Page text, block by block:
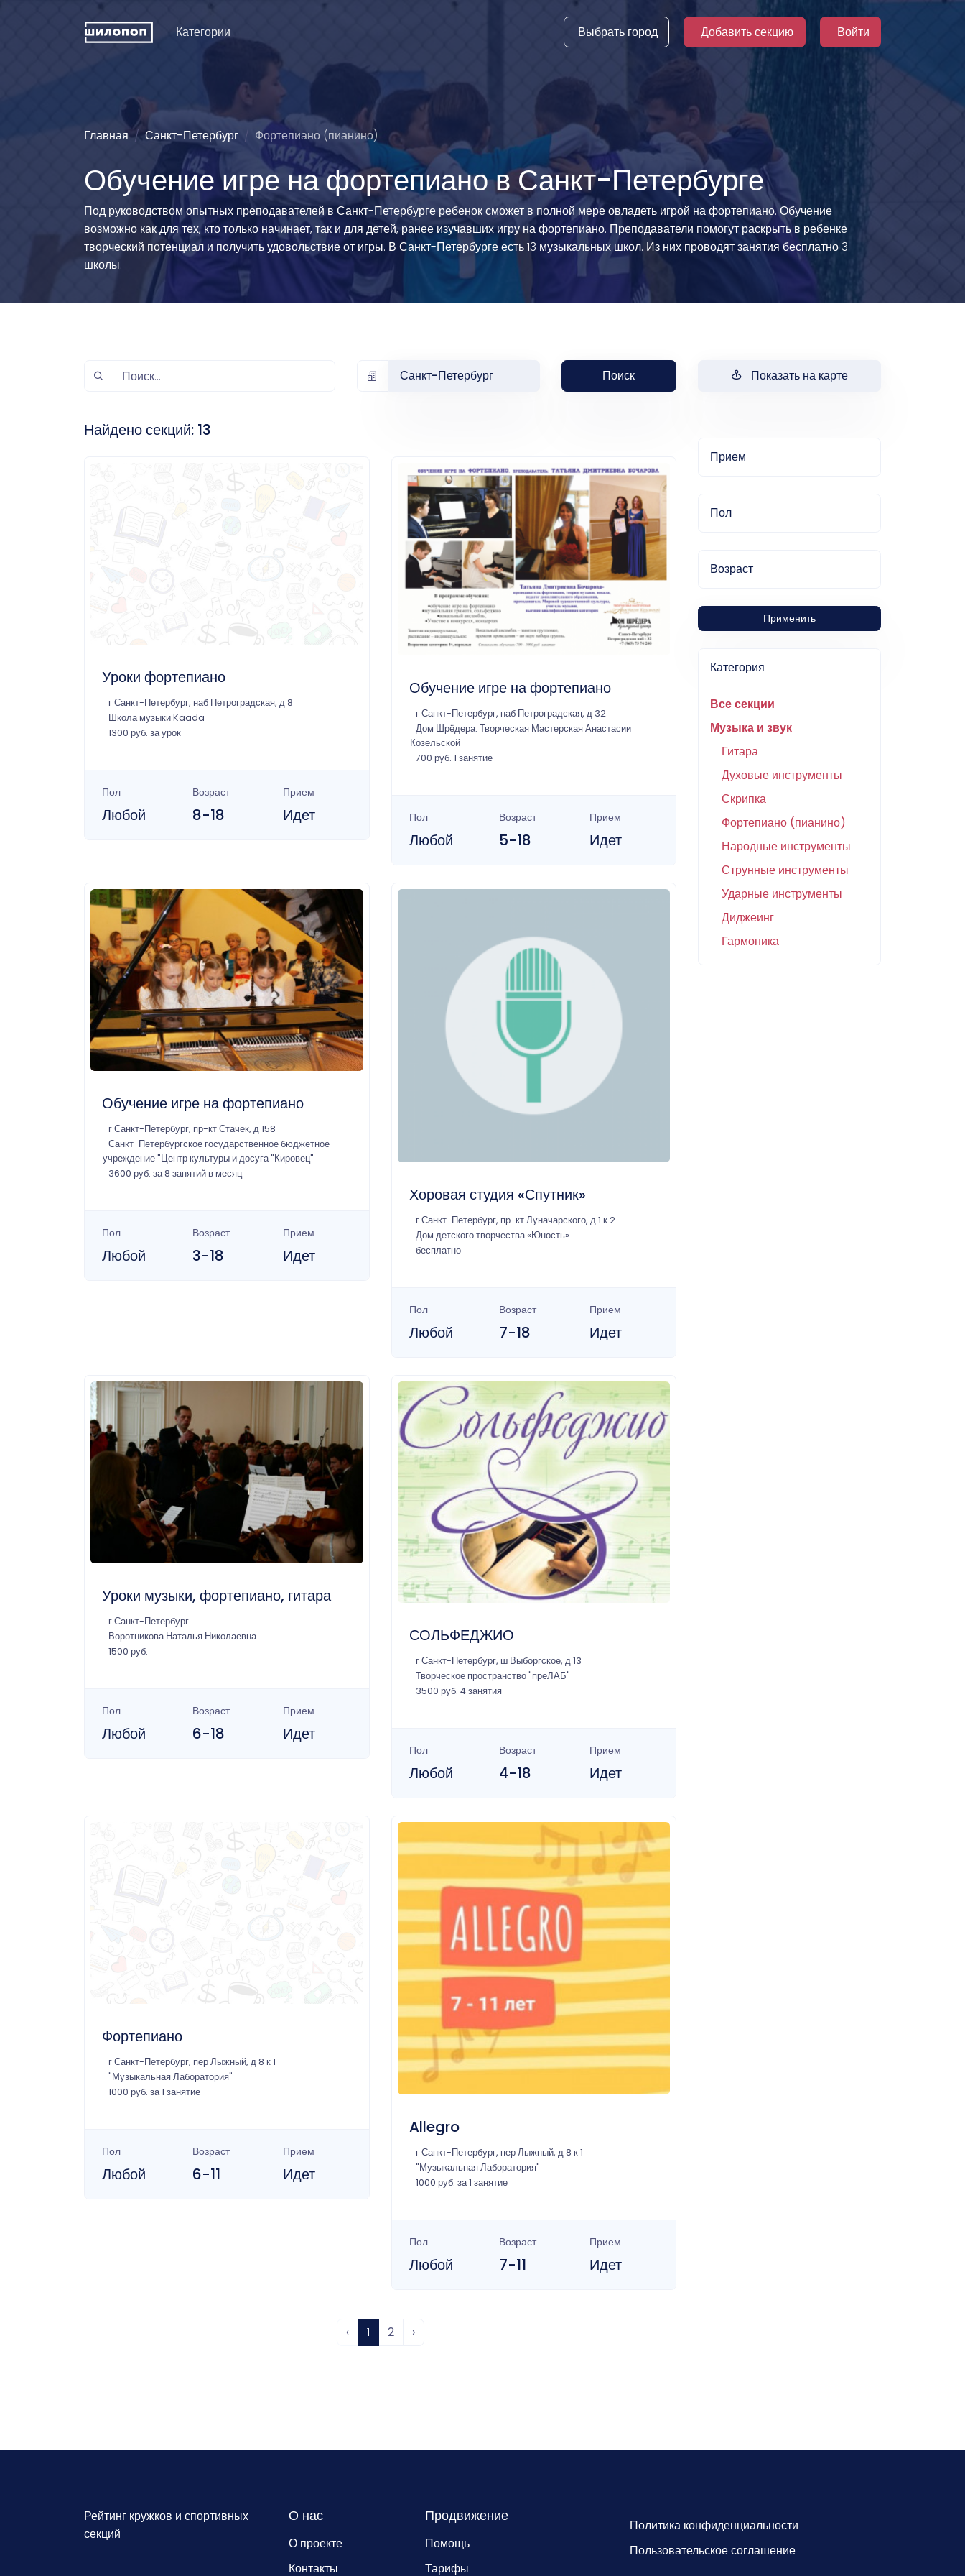
Категории
Иностранные языки
Развитие интеллекта
Педагогика
Хореография (танцы)
Зрелищные искусства
Познавательные
развлечения
Естественные науки
Люди и животные
Эстетические виды
спорта
Единоборства
Командно-игровой
Физкультура
рождения
Мода и стиль
Туризм
Технические виды
спорта
Силовой спорт
Водные виды спорта
гимнастика
Выбрать город Добавить секцию Войти
Главная Санкт-Петербург Фортепиано (пианино)
Обучение игре на фортепиано в Санкт-Петербурге
Под руководством опытных преподавателей в Санкт-Петербурге ребенок сможет в полной мере овладеть игрой на фортепиано. Обучение
возможно как для тех, кто только начинает, так и для детей, ранее изучавших игру на фортепиано. Преподаватели помогут раскрыть в ребенке
творческий потенциал и получить удовольствие от игры. В Санкт-Петербурге есть 13 музыкальных школ. Из них проводят занятия бесплатно 3
школы.
Санкт-Петербург Поиск Показать на карте
Прием
Пол
Возраст
Применить
Категория
Все секции
Музыка и звук
Гитара
Духовые инструменты
Скрипка
Фортепиано (пианино)
Народные инструменты
Струнные инструменты
Ударные инструменты
Диджеинг
Гармоника
Найдено секций: 13
Уроки фортепиано
г Санкт-Петербург, наб Петроградская, д 8
Школа музыки Kaada
1300 руб. за урок
Пол
Любой
Возраст
8-18
Прием
Идет
Обучение игре на фортепиано
г Санкт-Петербург, наб Петроградская, д 32
Дом Шрёдера. Творческая Мастерская Анастасии
Козельской
700 руб. 1 занятие
Пол
Любой
Возраст
5-18
Прием
Идет
Обучение игре на фортепиано
г Санкт-Петербург, пр-кт Стачек, д 158
Санкт-Петербургское государственное бюджетное
учреждение "Центр культуры и досуга "Кировец"
3600 руб. за 8 занятий в месяц
Пол
Любой
Возраст
3-18
Прием
Идет
Хоровая студия «Спутник»
г Санкт-Петербург, пр-кт Луначарского, д 1 к 2
Дом детского творчества «Юность»
бесплатно
Пол
Любой
Возраст
7-18
Прием
Идет
Уроки музыки, фортепиано, гитара
г Санкт-Петербург
Воротникова Наталья Николаевна
1500 руб.
Пол
Любой
Возраст
6-18
Прием
Идет
СОЛЬФЕДЖИО
г Санкт-Петербург, ш Выборгское, д 13
Творческое пространство "преЛАБ"
3500 руб. 4 занятия
Пол
Любой
Возраст
4-18
Прием
Идет
Фортепиано
г Санкт-Петербург, пер Лыжный, д 8 к 1
"Музыкальная Лаборатория"
1000 руб. за 1 занятие
Пол
Любой
Возраст
6-11
Прием
Идет
Allegro
г Санкт-Петербург, пер Лыжный, д 8 к 1
"Музыкальная Лаборатория"
1000 руб. за 1 занятие
Пол
Любой
Возраст
7-11
Прием
Идет
‹ 1 2 ›
Рейтинг кружков и спортивных
секций
О нас
О проекте
Контакты
Продвижение
Помощь
Тарифы
Политика конфиденциальности
Пользовательское соглашение